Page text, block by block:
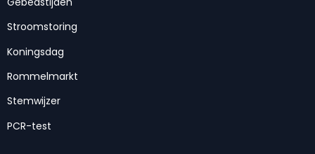
Stroomstoring
Koningsdag
Rommelmarkt
Stemwijzer
PCR-test